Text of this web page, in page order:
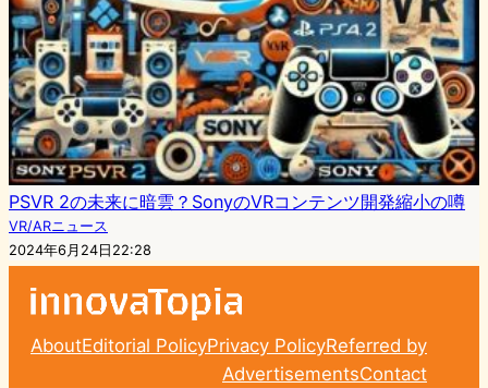
PSVR 2の未来に暗雲？SonyのVRコンテンツ開発縮小の噂
VR/ARニュース
2024年6月24日22:28
AboutEditorial PolicyPrivacy PolicyReferred by
AdvertisementsContact